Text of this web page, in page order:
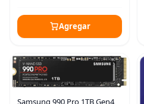
Agregar
Samsung 990 Pro 1TB Gen4